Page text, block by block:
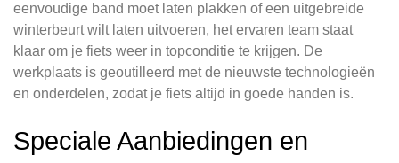
eenvoudige band moet laten plakken of een uitgebreide
winterbeurt wilt laten uitvoeren, het ervaren team staat
klaar om je fiets weer in topconditie te krijgen. De
werkplaats is geoutilleerd met de nieuwste technologieën
en onderdelen, zodat je fiets altijd in goede handen is.
Speciale Aanbiedingen en